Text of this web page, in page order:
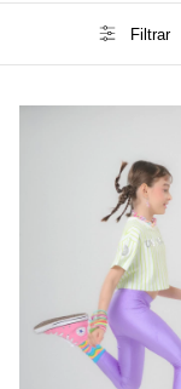
Filtrar